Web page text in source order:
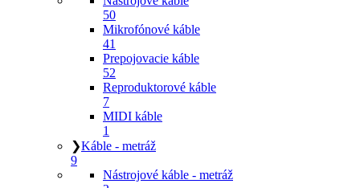
50
Mikrofónové káble
41
Prepojovacie káble
52
Reproduktorové káble
7
MIDI káble
1
❯Káble - metráž
9
Nástrojové káble - metráž